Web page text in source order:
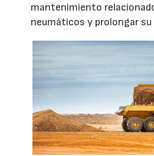
mantenimiento
neumáticos y prolongar su